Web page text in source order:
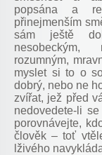
popsána a
přinejmenším
sám ještě
nesobeckým,
rozumným,
myslet si to o
dobrý, nebo ne
zvířat, jež před
nedovedete-li
porovnávejte,
člověk –toť
lživého